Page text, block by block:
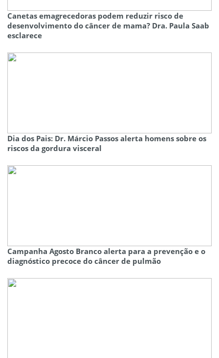
Canetas emagrecedoras podem reduzir risco de
desenvolvimento do câncer de mama? Dra. Paula Saab
esclarece
Dia dos Pais: Dr. Márcio Passos alerta homens sobre os
riscos da gordura visceral
Campanha Agosto Branco alerta para a prevenção e o
diagnóstico precoce do câncer de pulmão